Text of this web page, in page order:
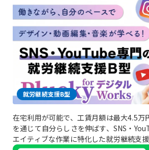
就労継続支援B型
在宅利用が可能で、工賃月額は最大4.5万
を通じて自分らしさを伸ばす、SNS・
エイティブな作業に特化した就労継続支援